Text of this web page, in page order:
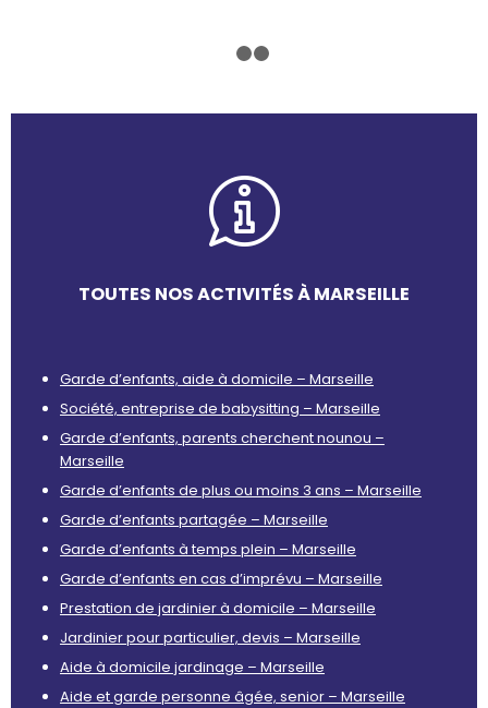
TOUTES NOS ACTIVITÉS À MARSEILLE
Garde d’enfants, aide à domicile – Marseille
Société, entreprise de babysitting – Marseille
Garde d’enfants, parents cherchent nounou –
Marseille
Garde d’enfants de plus ou moins 3 ans – Marseille
Garde d’enfants partagée – Marseille
Garde d’enfants à temps plein – Marseille
Garde d’enfants en cas d’imprévu – Marseille
Prestation de jardinier à domicile – Marseille
Jardinier pour particulier, devis – Marseille
Aide à domicile jardinage – Marseille
Aide et garde personne âgée, senior – Marseille